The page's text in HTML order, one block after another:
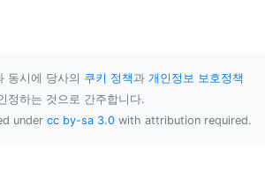
동시에 당사의 쿠키 정책과 개인정보 보호정책
정하는 것으로 간주합니다.
under cc by-sa 3.0 with attribution required.